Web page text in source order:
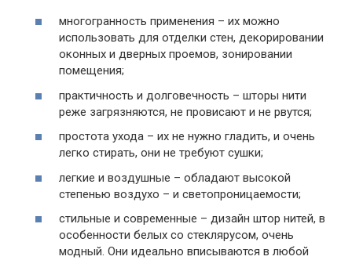
многогранность применения – их можно
использовать для отделки стен, декорировании
оконных и дверных проемов, зонировании
помещения;
практичность и долговечность – шторы нити
реже загрязняются, не провисают и не рвутся;
простота ухода – их не нужно гладить, и очень
легко стирать, они не требуют сушки;
легкие и воздушные – обладают высокой
степенью воздухо – и светопроницаемости;
стильные и современные – дизайн штор нитей, в
особенности белых со стеклярусом, очень
модный. Они идеально вписываются в любой